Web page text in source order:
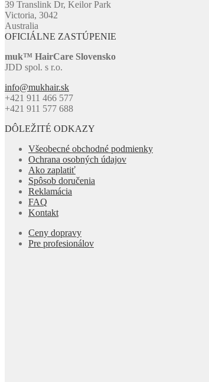
39 Translink Dr, Keilor Park
Victoria, 3042
Australia
OFICIÁLNE ZASTÚPENIE
muk™ HairCare Slovensko
JDD spol. s r.o.
info@mukhair.sk
+421 911 466 577
+421 911 577 688
DÔLEŽITÉ ODKAZY
Všeobecné obchodné podmienky
Ochrana osobných údajov
Ako zaplatiť
Spôsob doručenia
Reklamácia
FAQ
Kontakt
Ceny dopravy
Pre profesionálov